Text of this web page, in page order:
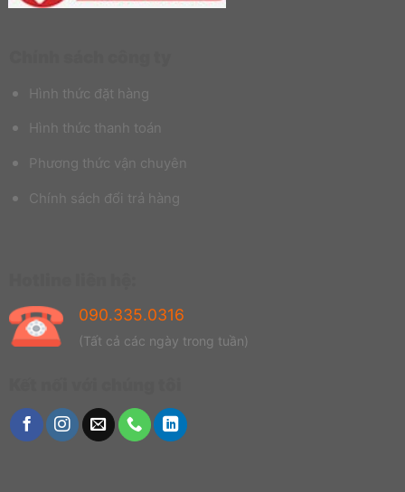
Hình thức đặt hàng
Hình thức thanh toán
Phương thức vận chuyên
Chính sách đổi trả hàng
090.335.0316
(Tất cả các ngày trong tuần)